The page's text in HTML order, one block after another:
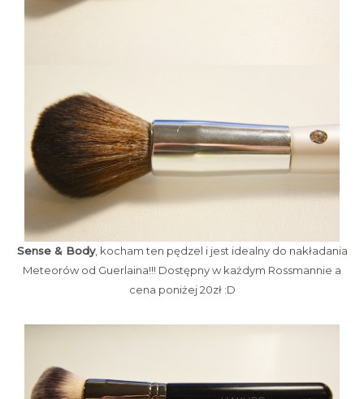
Sense & Body, kocham ten pędzel i jest idealny do nakładania
Meteorów od Guerlaina!!! Dostępny w każdym Rossmannie a
cena poniżej 20zł :D